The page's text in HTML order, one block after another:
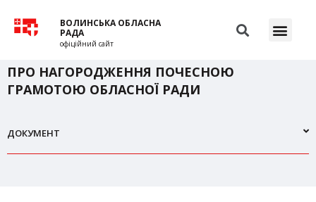
ВОЛИНСЬКА ОБЛАСНА
РАДА
офіційний сайт
ПРО НАГОРОДЖЕННЯ ПОЧЕСНОЮ
ГРАМОТОЮ ОБЛАСНОЇ РАДИ
ДОКУМЕНТ